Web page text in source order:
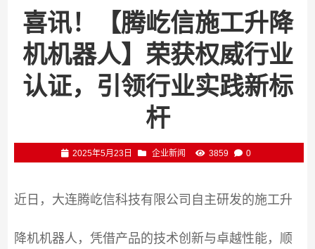
喜讯！【腾屹信施工升降
机机器人】荣获权威行业
认证，引领行业实践新标
杆
2025年5月23日 企业新闻 3859 0
近日，大连腾屹信科技有限公司自主研发的施工升
降机机器人，凭借产品的技术创新与卓越性能，顺